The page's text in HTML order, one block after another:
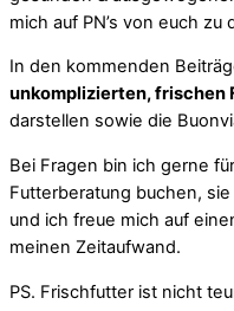
mich auf PN’s von euch zu
In den kommenden
unkomplizierten, frischen
darstellen sowie die
Bei Fragen bin ich gerne
Futterberatung buchen,
und ich freue mich auf
meinen Zeitaufwand.
PS. Frischfutter ist nicht